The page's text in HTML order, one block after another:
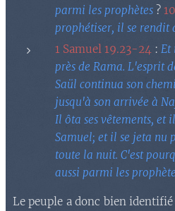
parmi les prophètes ?
prophétiser, il se rendit
1 Samuel 19.23-24 : Et
près de Rama. L'esprit
Saül continua son
jusqu'à son arrivée à
Il ôta ses vêtements, et
Samuel; et il se jeta nu
toute la nuit. C'est
aussi parmi les
Le peuple a donc bien